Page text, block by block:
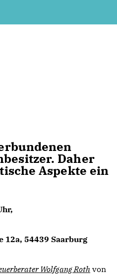
Daher
Aspekte ein
12a, 54439 Saarburg
Wolfgang Rothvon